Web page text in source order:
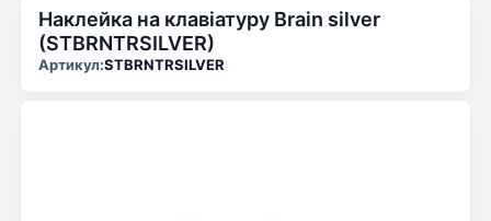
Наклейка на клавіатуру Brain silver
(STBRNTRSILVER)
Артикул:STBRNTRSILVER